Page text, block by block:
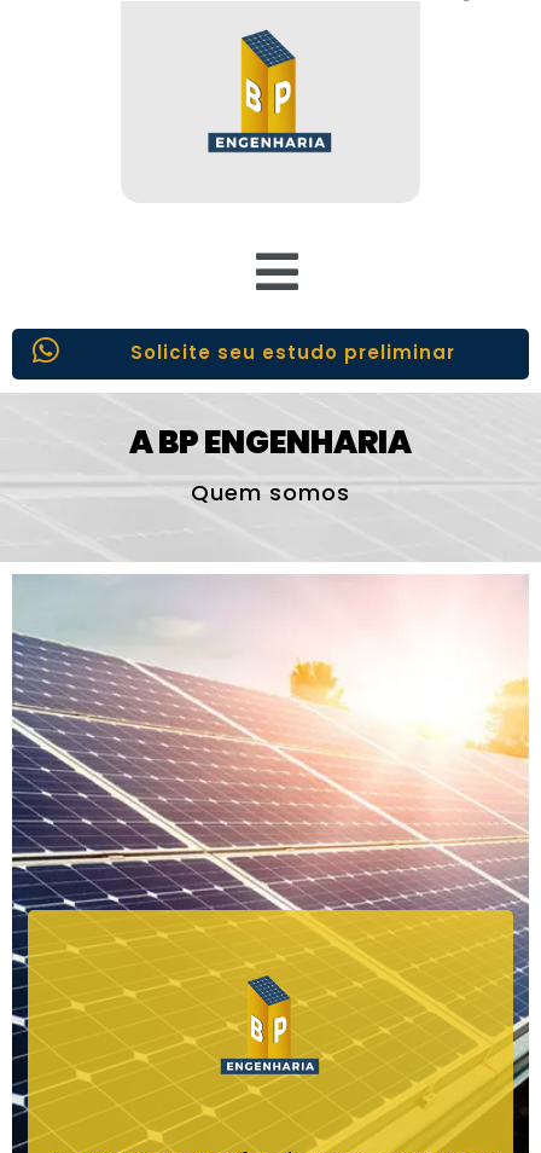
Solicite seu estudo preliminar
A BP ENGENHARIA
Quem somos